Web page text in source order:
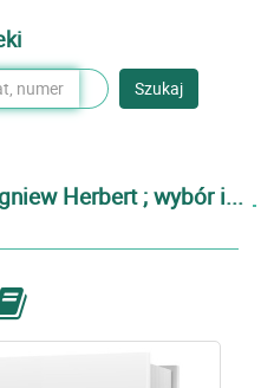
Szukaj
Herbert ; wybór i...